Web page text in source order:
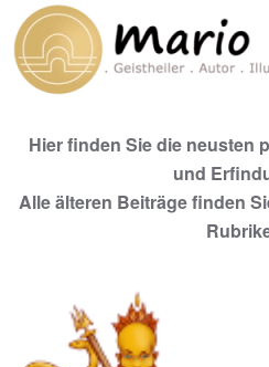
Zum Hauptinhalt springen
Hier finden Sie die neusten
und
Alle älteren Beiträge finden